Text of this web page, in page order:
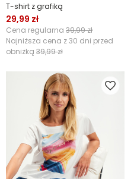
T-shirt z grafiką
29,99 zł
Cena regularna 39,99 zł
Najniższa cena z 30 dni przed
obniżką 39,99 zł